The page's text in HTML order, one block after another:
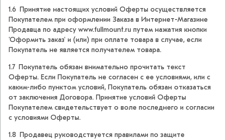
1.6 Принятие настоящих условий Оферты осуществляется
Покупателем при оформлении Заказа в Интернет-Магазине
Продавца по адресу www.fullmount.ru путем нажатия кнопки
'Оформить заказ' и (или) при оплате товара в случае, если
Покупатель не является получателем товара.
1.7 Покупатель обязан внимательно прочитать текст
Оферты. Если Покупатель не согласен с ее условиями, или с
каким-либо пунктом условий, Покупатель обязан отказаться
от заключения Договора. Принятие условий Оферты
Покупателем свидетельствует о воле последнего и согласии
с условиями Оферты.
1.8 Продавец руководствуется правилами по защите